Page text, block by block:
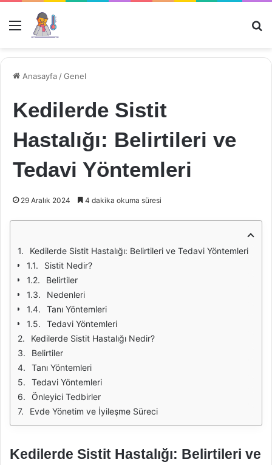
Menü
Anasayfa /Genel
Kedilerde Sistit
Hastalığı: Belirtileri ve
Tedavi Yöntemleri
29 Aralık 2024 4 dakika okuma süresi
Kedilerde Sistit Hastalığı: Belirtileri ve Tedavi Yöntemleri
Sistit Nedir?
Belirtiler
Nedenleri
Tanı Yöntemleri
Tedavi Yöntemleri
Kedilerde Sistit Hastalığı Nedir?
Belirtiler
Tanı Yöntemleri
Tedavi Yöntemleri
Önleyici Tedbirler
Evde Yönetim ve İyileşme Süreci
Kedilerde Sistit Hastalığı: Belirtileri ve